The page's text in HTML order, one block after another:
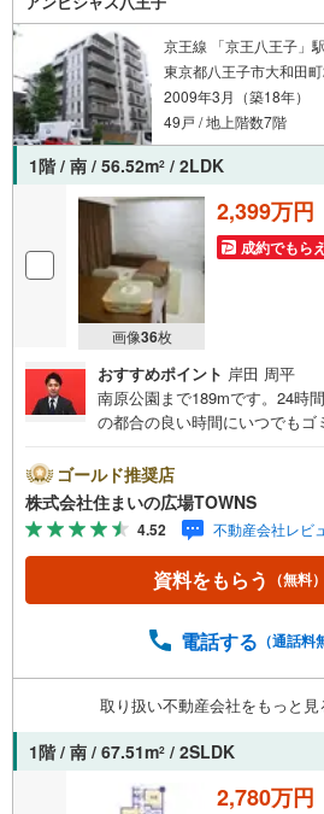
京王線 「京王八王子」
東京都八王子市大和田
2009年3月（築18年）
49戸 / 地上階数7階
1階 / 南 / 56.52m2 / 2LDK
画像36枚
2,399万円
成約でもら
おすすめポイント 岸田 周平
南原公園まで189mです。24時
の都合の良い時間にいつでも
適に過ごせますよ。オートロッ
性が高いです。追い焚き機能付
分の物件はいかがですか。素敵
生活ができる2LDK。【年中無
特にお問い合わせが集中する
い。「室内・現地を見学する
す。○住宅ローンのご相談○ラ
が親身になってお客様に合っ
す！ /他社様掲載物件も併せて
お問い合わせ下さい♪駐車場も
お越しも大歓迎です！
ゴールド推奨店
株式会社住まいの広場TOWNS
4.52 不動産会社レビ
資料をもらう （無料）
電話する （通話料
取り扱い不動産会社をもっと見
1階 / 南 / 67.51m2 / 2SLDK
2,780万円